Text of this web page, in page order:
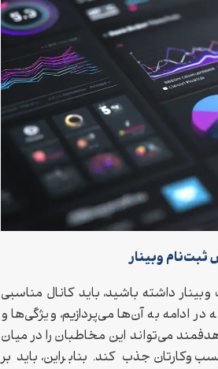
ثبت‌نام وبینار
داشته باشید، باید کانال مناسبی
در ادامه به آن‌ها می‌پردازیم، ویژگی‌ها و
می‌تواند این مخاطبان را در میان
جذب کند. بنابراین، باید بر